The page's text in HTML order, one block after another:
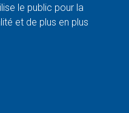
le public pour la
et de plus en plus